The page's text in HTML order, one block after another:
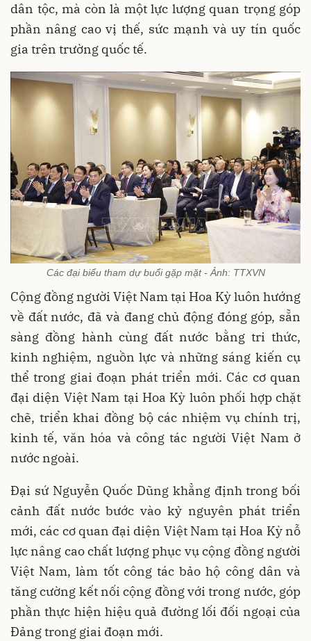
dân tộc, mà còn là một lực lượng quan trọng góp
phần nâng cao vị thế, sức mạnh và uy tín quốc
gia trên trường quốc tế.
Các đại biểu tham dự buổi gặp mặt - Ảnh: TTXVN
Cộng đồng người Việt Nam tại Hoa Kỳ luôn hướng
về đất nước, đã và đang chủ động đóng góp, sẵn
sàng đồng hành cùng đất nước bằng tri thức,
kinh nghiệm, nguồn lực và những sáng kiến cụ
thể trong giai đoạn phát triển mới. Các cơ quan
đại diện Việt Nam tại Hoa Kỳ luôn phối hợp chặt
chẽ, triển khai đồng bộ các nhiệm vụ chính trị,
kinh tế, văn hóa và công tác người Việt Nam ở
nước ngoài.
Đại sứ Nguyễn Quốc Dũng khẳng định trong bối
cảnh đất nước bước vào kỷ nguyên phát triển
mới, các cơ quan đại diện Việt Nam tại Hoa Kỳ nỗ
lực nâng cao chất lượng phục vụ cộng đồng người
Việt Nam, làm tốt công tác bảo hộ công dân và
tăng cường kết nối cộng đồng với trong nước, góp
phần thực hiện hiệu quả đường lối đối ngoại của
Đảng trong giai đoạn mới.